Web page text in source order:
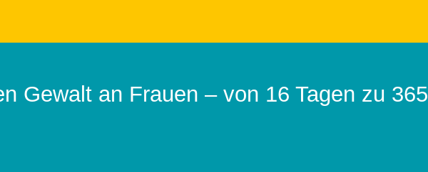
Gewalt an Frauen – von 16 Tagen zu 365